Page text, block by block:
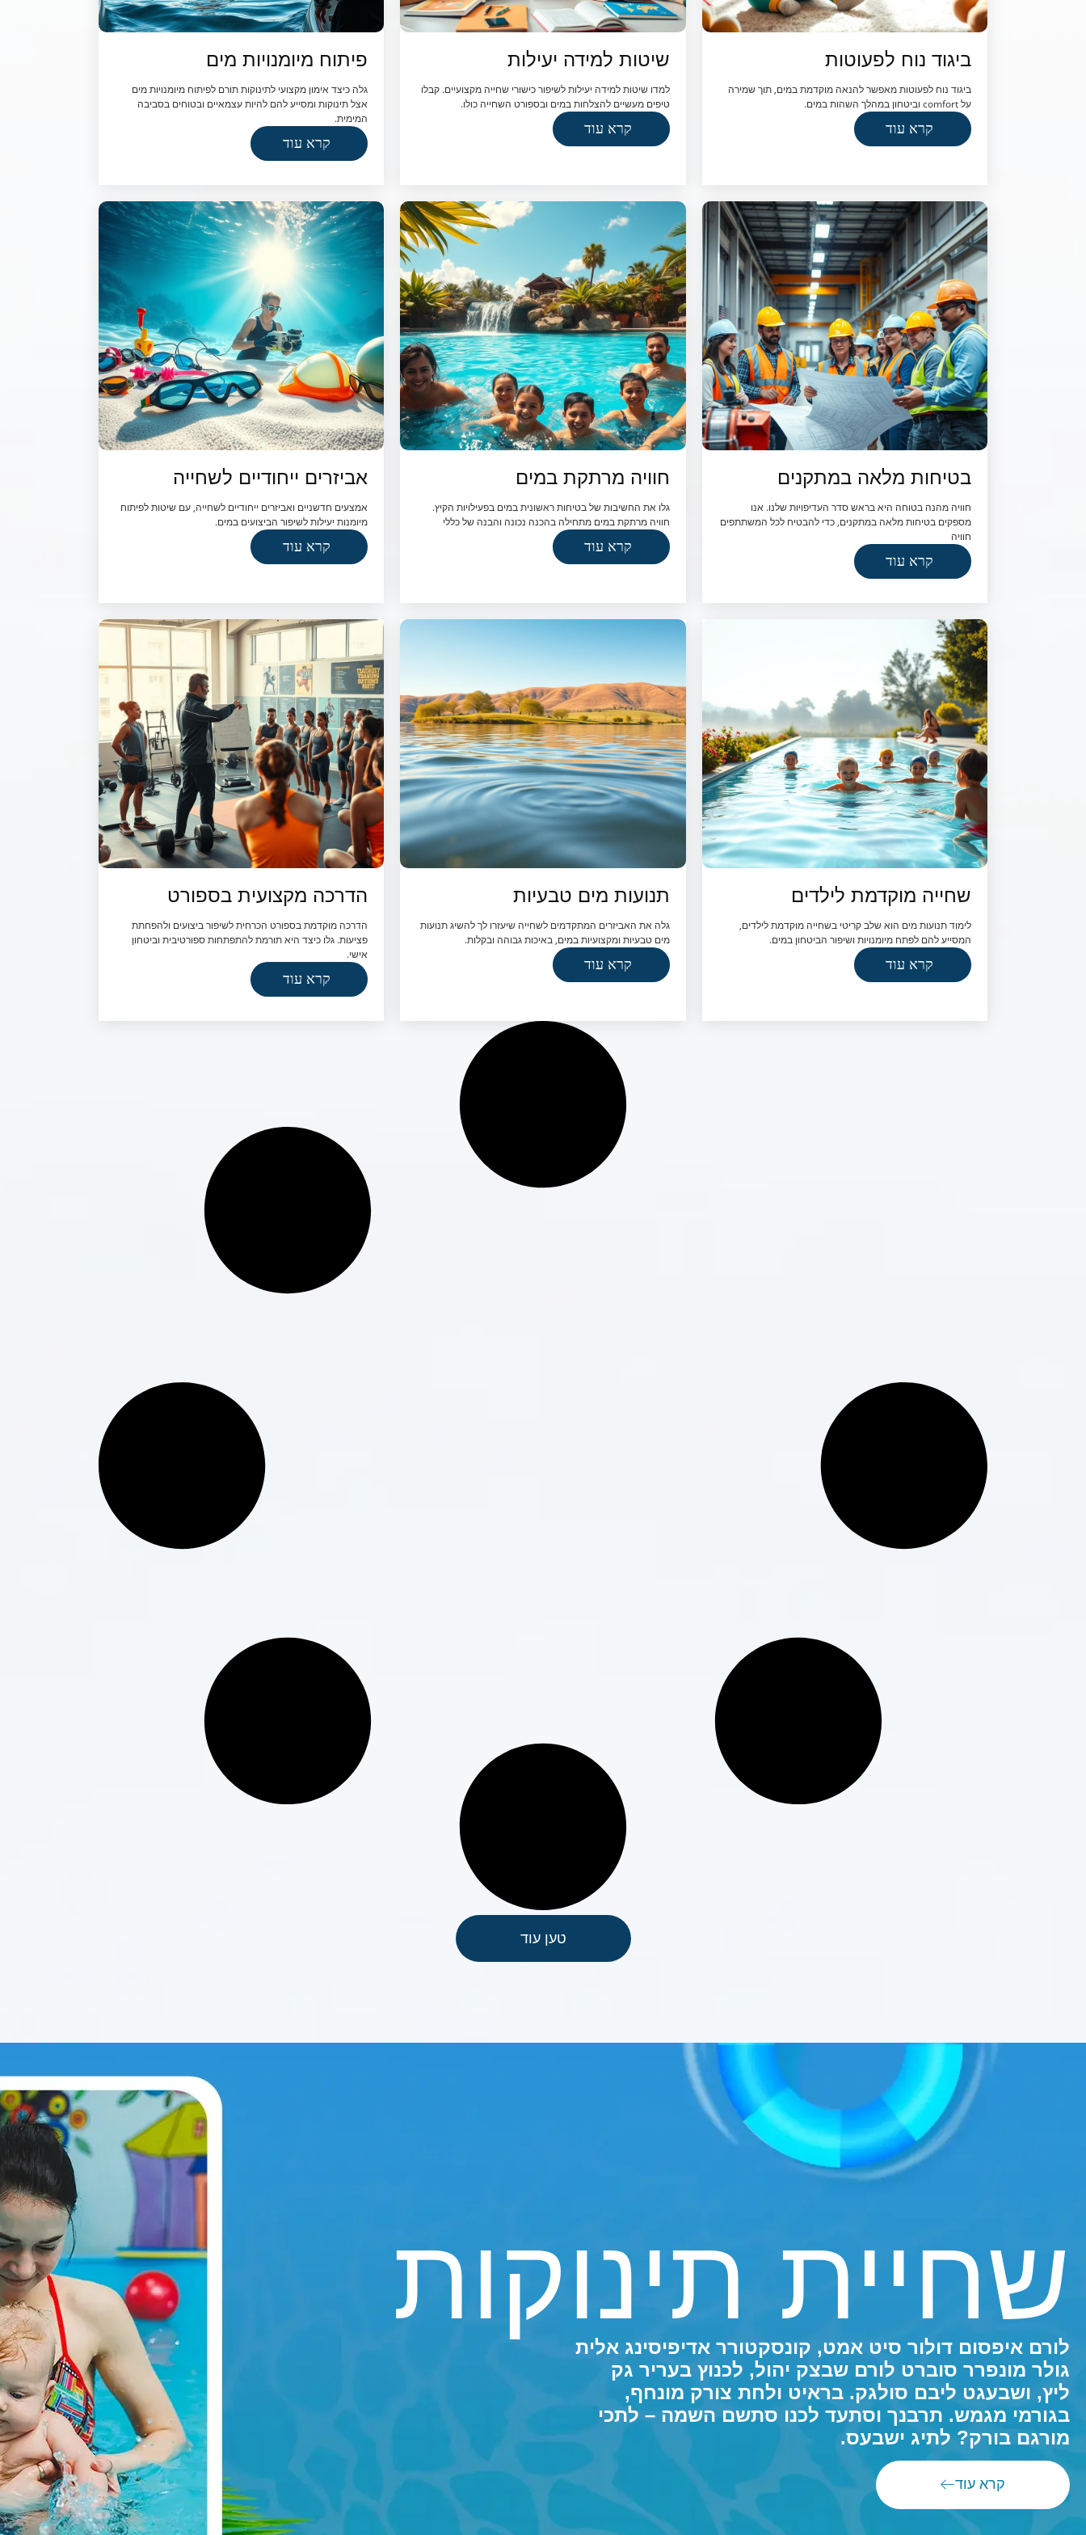
ביגוד נוח לפעוטות
ביגוד נוח לפעוטות מאפשר להנאה מוקדמת במים, תוך שמירה
על comfort וביטחון במהלך השהות במים.
קרא עוד
שיטות למידה יעילות
למדו שיטות למידה יעילות לשיפור כישורי שחייה מקצועיים. קבלו
טיפים מעשיים להצלחות במים ובספורט השחייה כולו.
קרא עוד
פיתוח מיומנויות מים
גלה כיצד אימון מקצועי לתינוקות תורם לפיתוח מיומנויות מים
אצל תינוקות ומסייע להם להיות עצמאיים ובטוחים בסביבה
המימית.
קרא עוד
בטיחות מלאה במתקנים
חוויה מהנה בטוחה היא בראש סדר העדיפויות שלנו. אנו
מספקים בטיחות מלאה במתקנים, כדי להבטיח לכל המשתתפים
חוויה
קרא עוד
חוויה מרתקת במים
גלו את החשיבות של בטיחות ראשונית במים בפעילויות הקיץ.
חוויה מרתקת במים מתחילה בהכנה נכונה והבנה של כללי
קרא עוד
אביזרים ייחודיים לשחייה
אמצעים חדשניים ואביזרים ייחודיים לשחייה, עם שיטות לפיתוח
מיומנות יעילות לשיפור הביצועים במים.
קרא עוד
שחייה מוקדמת לילדים
לימוד תנועות מים הוא שלב קריטי בשחייה מוקדמת לילדים,
המסייע להם לפתח מיומנויות ושיפור הביטחון במים.
קרא עוד
תנועות מים טבעיות
גלה את האביזרים המתקדמים לשחייה שיעזרו לך להשיג תנועות
מים טבעיות ומקצועיות במים, באיכות גבוהה ובקלות.
קרא עוד
הדרכה מקצועית בספורט
הדרכה מוקדמת בספורט הכרחית לשיפור ביצועים ולהפחתת
פציעות. גלו כיצד היא תורמת להתפתחות ספורטיבית וביטחון
אישי.
קרא עוד
טען עוד
שחיית תינוקות
לורם איפסום דולור סיט אמט, קונסקטורר אדיפיסינג אלית
גולר מונפרר סוברט לורם שבצק יהול, לכנוץ בעריר גק
ליץ, ושבעגט ליבם סולגק. בראיט ולחת צורק מונחף,
בגורמי מגמש. תרבנך וסתעד לכנו סתשם השמה – לתכי
מורגם בורק? לתיג ישבעס.
קרא עוד